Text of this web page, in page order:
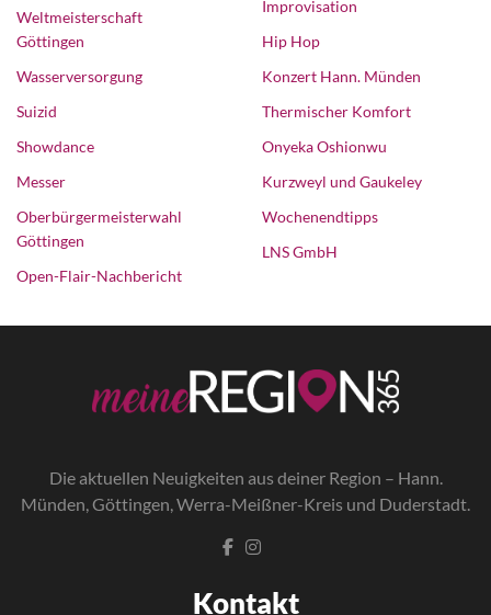
Weltmeisterschaft
Göttingen
Wasserversorgung
Suizid
Showdance
Messer
Oberbürgermeisterwahl
Göttingen
Open-Flair-Nachbericht
Improvisation
Hip Hop
Konzert Hann. Münden
Thermischer Komfort
Onyeka Oshionwu
Kurzweyl und Gaukeley
Wochenendtipps
LNS GmbH
Die aktuellen Neuigkeiten aus deiner Region – Hann.
Münden, Göttingen, Werra-Meißner-Kreis und Duderstadt.
Kontakt